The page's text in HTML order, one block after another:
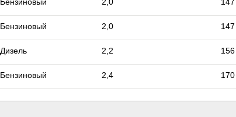
Бензиновый 2,0 147
Дизель 2,2 156
Бензиновый 2,4 170